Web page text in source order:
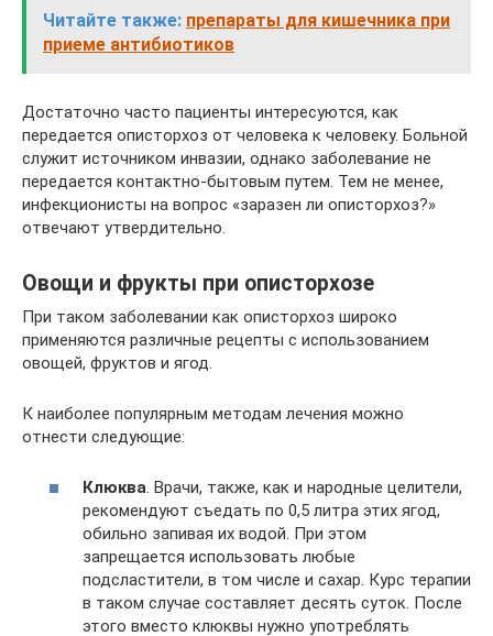
Читайте также: препараты для кишечника при
приеме антибиотиков
Достаточно часто пациенты интересуются, как
передается описторхоз от человека к человеку. Больной
служит источником инвазии, однако заболевание не
передается контактно-бытовым путем. Тем не менее,
инфекционисты на вопрос «заразен ли описторхоз?»
отвечают утвердительно.
Овощи и фрукты при описторхозе
При таком заболевании как описторхоз широко
применяются различные рецепты с использованием
овощей, фруктов и ягод.
К наиболее популярным методам лечения можно
отнести следующие:
Клюква. Врачи, также, как и народные целители,
рекомендуют съедать по 0,5 литра этих ягод,
обильно запивая их водой. При этом
запрещается использовать любые
подсластители, в том числе и сахар. Курс терапии
в таком случае составляет десять суток. После
этого вместо клюквы нужно употреблять